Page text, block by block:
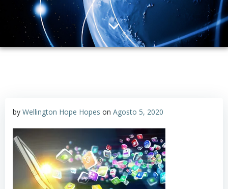
by Wellington Hope Hopes on Agosto 5, 2020